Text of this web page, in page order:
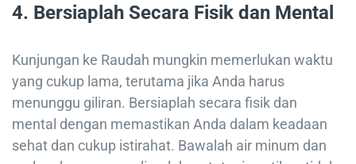
4. Bersiaplah Secara Fisik dan Mental
Kunjungan ke Raudah mungkin memerlukan waktu
yang cukup lama, terutama jika Anda harus
menunggu giliran. Bersiaplah secara fisik dan
mental dengan memastikan Anda dalam keadaan
sehat dan cukup istirahat. Bawalah air minum dan